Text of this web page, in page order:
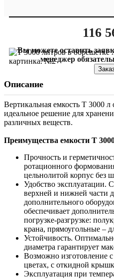
116
Вы можете оставить
менеджер
Описание
Вертикальная емкость T 3000 л
идеальное решение для
различных веществ.
Преимущества емкости T
Прочность и
ротационного
цельнолитой корпус без
Удобство эксплуатации.
верхней и нижней части
дополнительного
обеспечивает
погрузке-разгрузке:
крана, прямоугольные –
Устойчивость.
диаметра гарантирует
Возможно изготовление
цветах, с откидной
Эксплуатация при